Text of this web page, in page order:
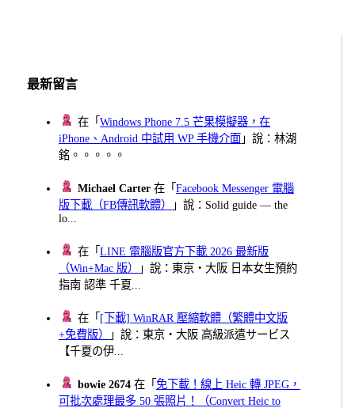
最新留言
在「Windows Phone 7.5 芒果模擬器，在
iPhone、Android 中試用 WP 手機介面 」說：林湖
銘。。。。。
Michael Carter 在「Facebook Messenger 電腦
版下載（FB傳訊軟體）
」說：Solid guide — the
lo...
在「LINE 電腦版官方下載 2026 最新版
（Win+Mac 版）
」說：東京・大阪 日本女生預約
指南 認準 千夏...
在「 [下載] WinRAR 壓縮軟體（繁體中文版
+免費版）
」說：東京・大阪 高級派遣サービス
【千夏の伊...
bowie 2674 在「免下載！線上 Heic 轉 JPEG，
可批次處理最多 50 張照片！（Convert Heic to